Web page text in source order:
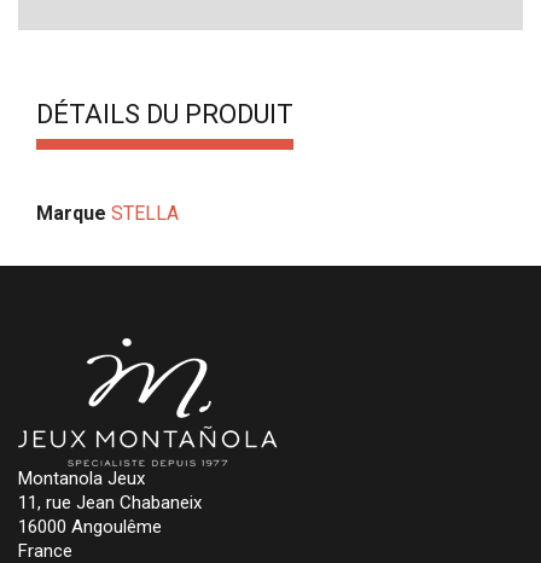
DÉTAILS DU PRODUIT
Marque STELLA
Montanola Jeux
11, rue Jean Chabaneix
16000 Angoulême
France